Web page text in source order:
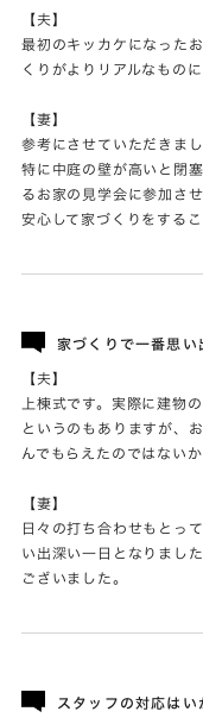
【夫】
最初のキッカケになった
くりがよりリアルなもの
【妻】
参考にさせていただきまし
特に中庭の壁が高いと閉
るお家の見学会に参加さ
安心して家づくりをする
家づくりで一番思い
【夫】
上棟式です。実際に建物
というのもありますが、
んでもらえたのではない
【妻】
日々の打ち合わせもとっ
い出深い一日となりまし
ございました。
スタッフの対応はい